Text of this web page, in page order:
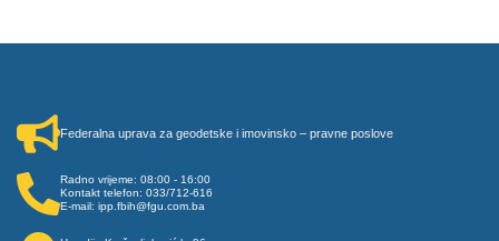
Federalna uprava za geodetske i imovinsko – pravne poslove
Radno vrijeme: 08:00 - 16:00
Kontakt telefon: 033/712-616
E-mail: ipp.fbih@fgu.com.ba